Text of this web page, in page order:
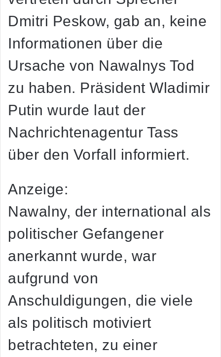
Dmitri Peskow, gab an, keine
Informationen über die
Ursache von Nawalnys Tod
zu haben. Präsident Wladimir
Putin wurde laut der
Nachrichtenagentur Tass
über den Vorfall informiert.
Anzeige:
Nawalny, der international als
politischer Gefangener
anerkannt wurde, war
aufgrund von
Anschuldigungen, die viele
als politisch motiviert
betrachteten, zu einer